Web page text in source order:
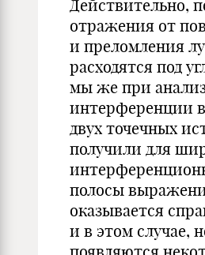
Действительно,
отражения от
и преломления
расходятся под
мы же при
интерференции
двух точечных
получили для
полосы
оказывается
и в этом случае,